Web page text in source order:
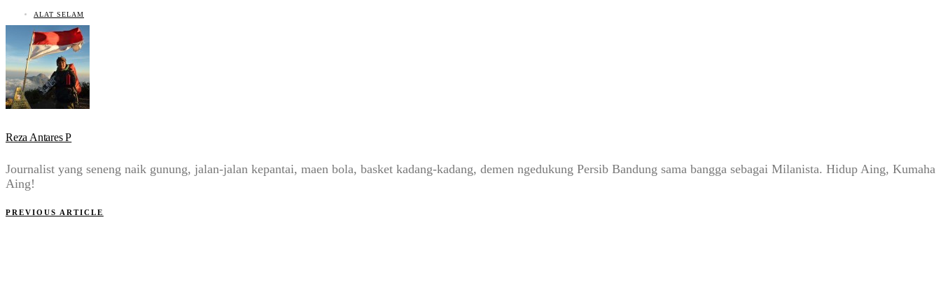
ALAT SELAM
Reza Antares P
Journalist yang seneng naik gunung, jalan-jalan kepantai, maen bola, basket kadang-kadang, demen ngedukung Persib Bandung sama bangga sebagai Milanista. Hidup Aing, Kumaha
Aing!
PREVIOUS ARTICLE